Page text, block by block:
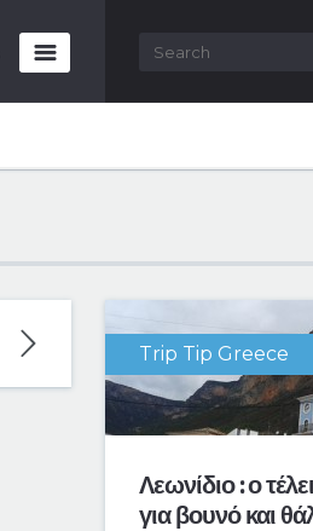
Search for:
Trip Tip Greece
Λεωνίδιο : ο
για βουνό και